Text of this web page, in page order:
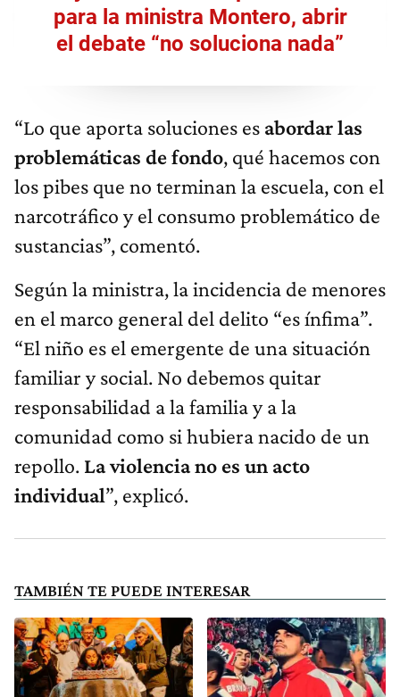
para la ministra Montero, abrir
el debate “no soluciona nada”
“Lo que aporta soluciones es abordar las
problemáticas de fondo, qué hacemos con
los pibes que no terminan la escuela, con el
narcotráfico y el consumo problemático de
sustancias”, comentó.
Según la ministra, la incidencia de menores
en el marco general del delito “es ínfima”.
“El niño es el emergente de una situación
familiar y social. No debemos quitar
responsabilidad a la familia y a la
comunidad como si hubiera nacido de un
repollo. La violencia no es un acto
individual”, explicó.
TAMBIÉN TE PUEDE INTERESAR